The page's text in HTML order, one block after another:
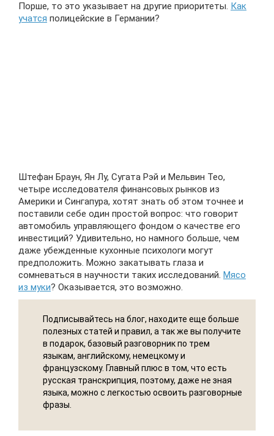
Порше, то это указывает на другие приоритеты. Как
учатся полицейские в Германии?
Штефан Браун, Ян Лу, Сугата Рэй и Мельвин Тео,
четыре исследователя финансовых рынков из
Америки и Сингапура, хотят знать об этом точнее и
поставили себе один простой вопрос: что говорит
автомобиль управляющего фондом о качестве его
инвестиций? Удивительно, но намного больше, чем
даже убежденные кухонные психологи могут
предположить. Можно закатывать глаза и
сомневаться в научности таких исследований. Мясо
из муки? Оказывается, это возможно.
Подписывайтесь на блог, находите еще больше
полезных статей и правил, а так же вы получите
в подарок, базовый разговорник по трем
языкам, английскому, немецкому и
французскому. Главный плюс в том, что есть
русская транскрипция, поэтому, даже не зная
языка, можно с легкостью освоить разговорные
фразы.